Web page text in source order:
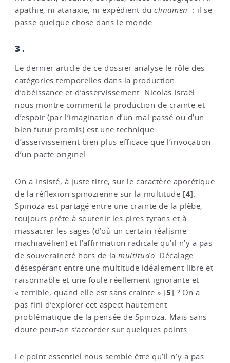
apathie, ni ataraxie, ni expédient duclinamen
: il se
passe quelque chose dans le monde.
3.
Le dernier article de ce dossier analyse le rôle des
catégories temporelles dans la production
d’obéissance et d’asservissement. Nicolas Israël
nous montre comment la production de crainte et
d’espoir (par l’imagination d’un mal passé ou d’un
bien futur promis) est une technique
d’asservissement bien plus efficace que l’invocation
d’un pacte originel.
On a insisté, à juste titre, sur le caractère aporétique
de la réflexion spinozienne sur la multitude [4].
Spinoza est partagé entre une crainte de la plèbe,
toujours prête à soutenir les pires tyrans et à
massacrer les sages (d’où un certain réalisme
machiavélien) et l’affirmation radicale qu’il n’y a pas
de souveraineté hors de lamultitudo. Décalage
désespérant entre une multitude idéalement libre et
raisonnable et une foule réellement ignorante et
« terrible, quand elle est sans crainte » [5] ? On a
pas fini d’explorer cet aspect hautement
problématique de la pensée de Spinoza. Mais sans
doute peut-on s’accorder sur quelques points.
Le point essentiel nous semble être qu’il n’y a pas